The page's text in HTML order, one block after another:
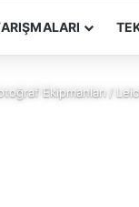
Ekipmanları/